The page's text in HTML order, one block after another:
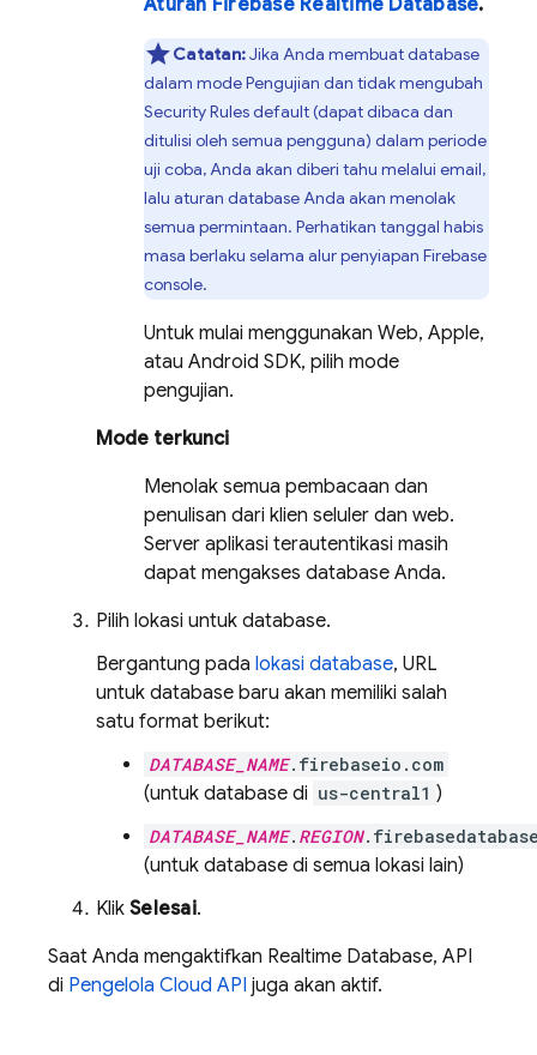
Aturan Firebase Realtime Database.
Catatan:Jika Anda membuat database
dalam mode Pengujian dan tidak mengubah
Security Rulesdefault (dapat dibaca dan
ditulisi oleh semua pengguna) dalam periode
uji coba, Anda akan diberi tahu melalui email,
lalu aturan database Anda akan menolak
semua permintaan. Perhatikan tanggal habis
masa berlaku selama alur penyiapan Firebase
console.
Untuk mulai menggunakan Web, Apple,
atau Android SDK, pilih mode
pengujian.
Mode terkunci
Menolak semua pembacaan dan
penulisan dari klien seluler dan web.
Server aplikasi terautentikasi masih
dapat mengakses database Anda.
Pilih lokasi untuk database.
Bergantung pada lokasi database, URL
untuk database baru akan memiliki salah
satu format berikut:
DATABASE_NAME.firebaseio.com
(untuk database di us-central1 )
DATABASE_NAME. REGION
(untuk database di semua lokasi lain)
Klik Selesai.
Saat Anda mengaktifkan Realtime Database, API
di Pengelola Cloud API juga akan aktif.